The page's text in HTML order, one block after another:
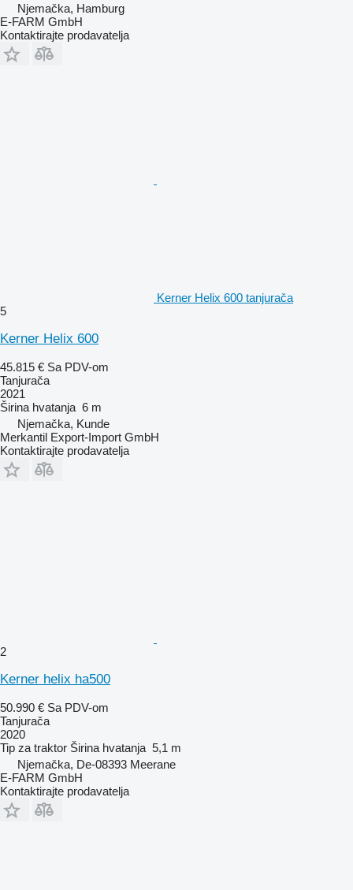
Njemačka, Hamburg
E-FARM GmbH
Kontaktirajte prodavatelja
Kerner Helix 600 tanjurača
5
Kerner Helix 600
45.815 € Sa PDV-om
Tanjurača
2021
Širina hvatanja 6 m
Njemačka, Kunde
Merkantil Export-Import GmbH
Kontaktirajte prodavatelja
2
Kerner helix ha500
50.990 € Sa PDV-om
Tanjurača
2020
Tip za traktor Širina hvatanja 5,1 m
Njemačka, De-08393 Meerane
E-FARM GmbH
Kontaktirajte prodavatelja